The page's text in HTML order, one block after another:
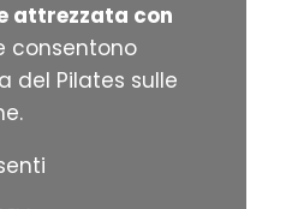
attrezzata con
consentono
del Pilates sulle